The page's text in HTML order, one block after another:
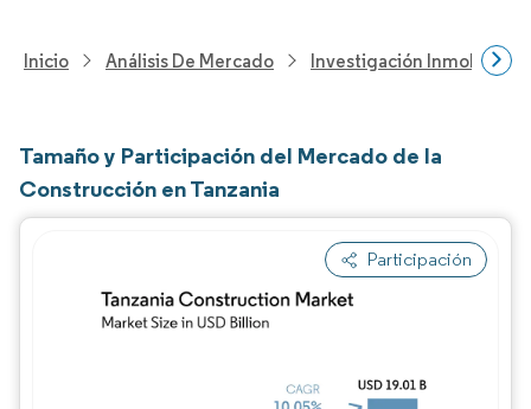
Inicio Análisis De Mercado Investigación Inmobiliaria
Tamaño y Participación del Mercado de la
Construcción en Tanzania
Participación